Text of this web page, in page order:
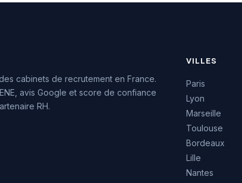
cabinets de recrutement en France.
avis Google et score de confiance
RH.
VILLES
Paris
Lyon
Marseille
Toulouse
Bordeaux
Lille
Nantes